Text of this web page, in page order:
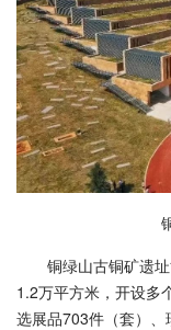
铜绿山古铜矿遗
1.2万平方米，开设多
选展品703件（套）